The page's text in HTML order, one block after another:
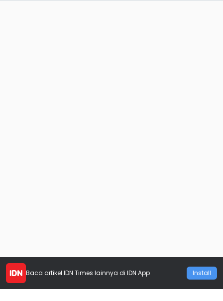
Baca artikel IDN Times lainnya di IDN App Install